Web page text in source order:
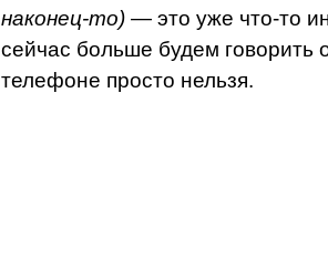
наконец-то) — это уже что-то
сейчас больше будем говорить
телефоне просто нельзя.